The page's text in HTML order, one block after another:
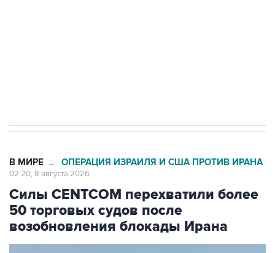
В МИРЕ → ОПЕРАЦИЯ ИЗРАИЛЯ И США ПРОТИВ ИРАНА
02:20, 8 августа 2026
Силы CENTCOM перехватили более
50 торговых судов после
возобновления блокады Ирана